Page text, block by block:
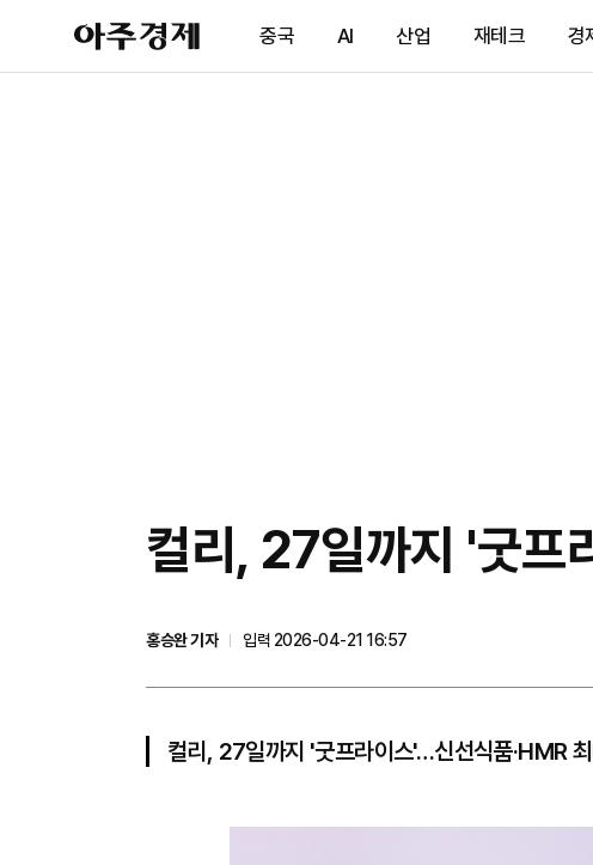
아
주
제
중국 AI 산업 재테크 경
컬리, 27일까지 '굿
홍승완 기자
입력 2026-04-21 16:57
컬리, 27일까지 '굿프라이스'…신선식품·HMR